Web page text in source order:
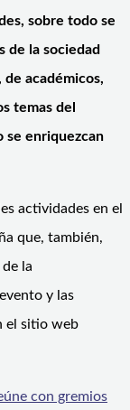
sobre todo se
de la sociedad
académicos,
temas del
se enriquezcan
actividades en el
que, también,
la
y las
el sitio web
con gremios